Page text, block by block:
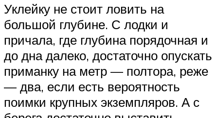
Уклейку не стоит ловить на
большой глубине. С лодки и
причала, где глубина порядочная и
до дна далеко, достаточно опускать
приманку на метр — полтора, реже
— два, если есть вероятность
поимки крупных экземпляров. А с